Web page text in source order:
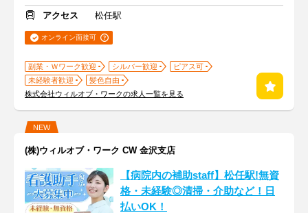
アクセス
松任駅
オンライン面接可
副業・Ｗワーク歓迎 シルバー歓迎
ピアス可
未経験者歓迎
髪色自由
株式会社ウィルオブ・ワークの求人一覧を見る
NEW
(株)ウィルオブ・ワーク CW 金沢支店
【病院内の補助staff】松任駅!無資
格・未経験◎清掃・介助など！日
払いOK！